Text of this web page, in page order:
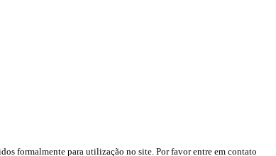
formalmente para utilização no site. Por favor entre em contato